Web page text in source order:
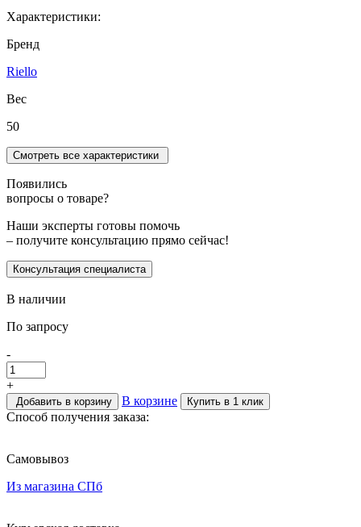
Характеристики:
Бренд
Riello
Вес
50
Смотреть все характеристики
Появились
вопросы о товаре?
Наши эксперты готовы помочь
– получите консультацию прямо сейчас!
Консультация специалиста
В наличии
По запросу
-
+
Добавить в корзину В корзине Купить в 1 клик
Способ получения заказа:
Самовывоз
Из магазина СПб